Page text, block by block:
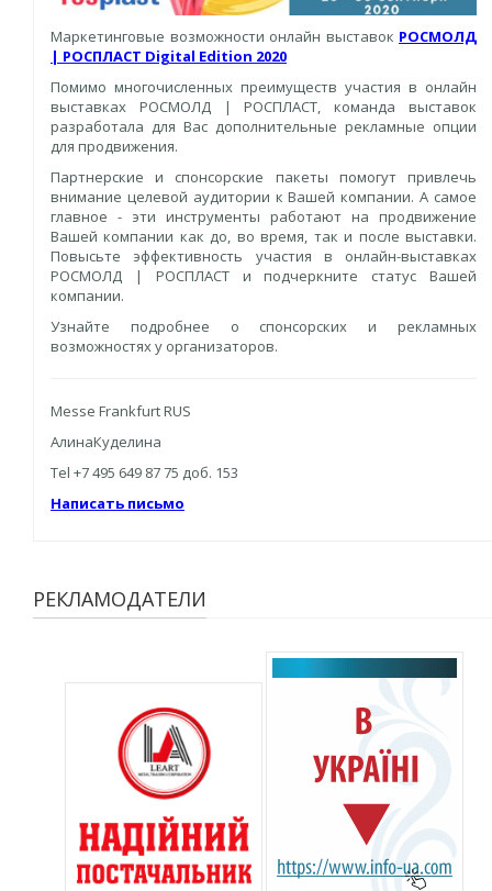
Маркетинговые возможности онлайн выставок РОСМОЛД
| РОСПЛАСТ Digital Edition 2020
Помимо многочисленных преимуществ участия в онлайн
выставках РОСМОЛД | РОСПЛАСТ, команда выставок
разработала для Вас дополнительные рекламные опции
для продвижения.
Партнерские и спонсорские пакеты помогут привлечь
внимание целевой аудитории к Вашей компании. А самое
главное - эти инструменты работают на продвижение
Вашей компании как до, во время, так и после выставки.
Повысьте эффективность участия в онлайн-выставках
РОСМОЛД | РОСПЛАСТ и подчеркните статус Вашей
компании.
Узнайте подробнее о спонсорских и рекламных
возможностях у организаторов.
Messe Frankfurt RUS
АлинаКуделина
Tel +7 495 649 87 75 доб. 153
Написать письмо
РЕКЛАМОДАТЕЛИ